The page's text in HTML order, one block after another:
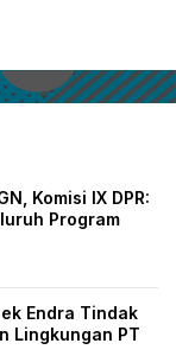
Komisi IX DPR:
Program
Endra Tindak
Lingkungan PT